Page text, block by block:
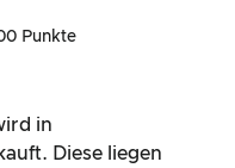
Punkte
in
Diese liegen